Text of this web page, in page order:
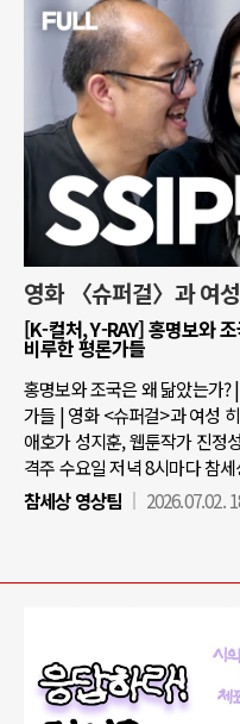
영화 〈슈퍼걸〉과 여
[K-컬처, Y-RAY] 홍명보와
비루한 평론가들
홍명보와 조국은 왜 닮았는가
가들 | 영화 <슈퍼걸>과 여성
애호가 성지훈, 웹툰작가 진정
격주 수요일 저녁 8시마다 참
참세상 영상팀
2026.07.02.